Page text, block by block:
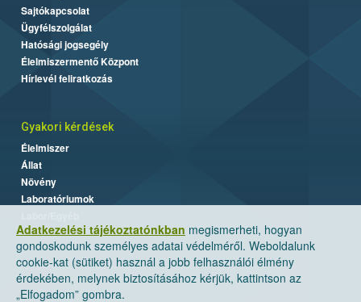
Adatkezelési tájékoztatónkban megismerheti, hogyan
gondoskodunk személyes adatai védelméről. Weboldalunk
cookie-kat (sütiket) használ a jobb felhasználói élmény
érdekében, melynek biztosításához kérjük, kattintson az
„Elfogadom” gombra.
Sajtókapcsolat
Ügyfélszolgálat
Hatósági jogsegély
Élelmiszermentő Központ
Hírlevél feliratkozás
Gyakori kérdések
Élelmiszer
Állat
Növény
Laboratóriumok